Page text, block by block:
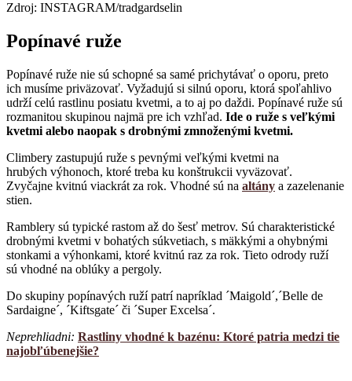
Zdroj: INSTAGRAM/tradgardselin
Popínavé ruže
Popínavé ruže nie sú schopné sa samé prichytávať o oporu, preto
ich musíme priväzovať. Vyžadujú si silnú oporu, ktorá spoľahlivo
udrží celú rastlinu posiatu kvetmi, a to aj po daždi. Popínavé ruže sú
rozmanitou skupinou najmä pre ich vzhľad. Ide o ruže s veľkými
kvetmi alebo naopak s drobnými zmnoženými kvetmi.
Climbery zastupujú ruže s pevnými veľkými kvetmi na
hrubých výhonoch, ktoré treba ku konštrukcii vyväzovať.
Zvyčajne kvitnú viackrát za rok. Vhodné sú na altány a zazelenanie
stien.
Ramblery sú typické rastom až do šesť metrov. Sú charakteristické
drobnými kvetmi v bohatých súkvetiach, s mäkkými a ohybnými
stonkami a výhonkami, ktoré kvitnú raz za rok. Tieto odrody ruží
sú vhodné na oblúky a pergoly.
Do skupiny popínavých ruží patrí napríklad ´Maigold´,´Belle de
Sardaigne´, ´Kiftsgate´ či ´Super Excelsa´.
Neprehliadni: Rastliny vhodné k bazénu: Ktoré patria medzi tie
najobľúbenejšie?